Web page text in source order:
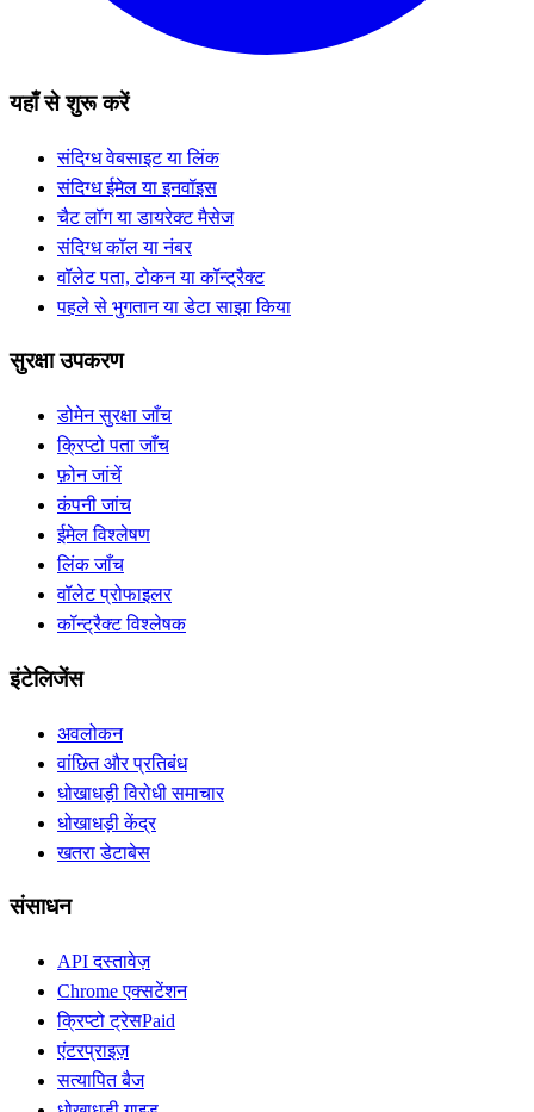
यहाँ से शुरू करें
संदिग्ध वेबसाइट या लिंक
संदिग्ध ईमेल या इनवॉइस
चैट लॉग या डायरेक्ट मैसेज
संदिग्ध कॉल या नंबर
वॉलेट पता, टोकन या कॉन्ट्रैक्ट
पहले से भुगतान या डेटा साझा किया
सुरक्षा उपकरण
डोमेन सुरक्षा जाँच
क्रिप्टो पता जाँच
फ़ोन जांचें
कंपनी जांच
ईमेल विश्लेषण
लिंक जाँच
वॉलेट प्रोफाइलर
कॉन्ट्रैक्ट विश्लेषक
इंटेलिजेंस
अवलोकन
वांछित और प्रतिबंध
धोखाधड़ी विरोधी समाचार
धोखाधड़ी केंद्र
खतरा डेटाबेस
संसाधन
API दस्तावेज़
Chrome एक्सटेंशन
क्रिप्टो ट्रेसPaid
एंटरप्राइज़
सत्यापित बैज